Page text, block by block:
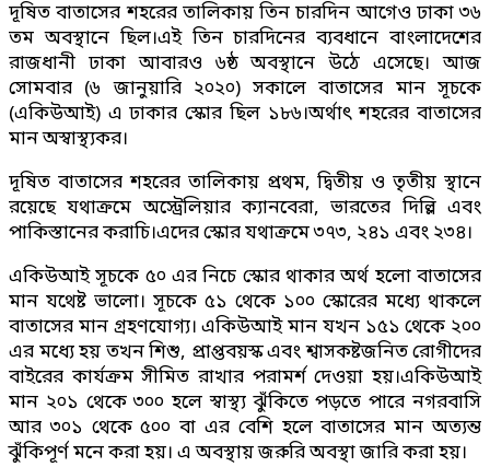
দূষিত বাতাসের শহরের তালিকায় তিন চারদিন আগেও ঢাকা ৩৬
তম অবস্থানে ছিল।এই তিন চারদিনের ব্যবধানে বাংলাদেশের
রাজধানী ঢাকা আবারও ৬ষ্ঠ অবস্থানে উঠে এসেছে। আজ
সোমবার (৬ জানুয়ারি ২০২০) সকালে বাতাসের মান সূচকে
(একিউআই) এ ঢাকার স্কোর ছিল ১৮৬।অর্থাৎ শহরের বাতাসের
মান অস্বাস্থ্যকর।
দূষিত বাতাসের শহরের তালিকায় প্রথম, দ্বিতীয় ও তৃতীয় স্থানে
রয়েছে যথাক্রমে অস্ট্রেলিয়ার ক্যানবেরা, ভারতের দিল্লি এবং
পাকিস্তানের করাচি।এদের স্কোর যথাক্রমে ৩৭৩, ২৪১ এবং ২৩৪।
একিউআই সূচকে ৫০ এর নিচে স্কোর থাকার অর্থ হলো বাতাসের
মান যথেষ্ট ভালো। সূচকে ৫১ থেকে ১০০ স্কোরের মধ্যে থাকলে
বাতাসের মান গ্রহণযোগ্য। একিউআই মান যখন ১৫১ থেকে ২০০
এর মধ্যে হয় তখন শিশু, প্রাপ্তবয়স্ক এবং শ্বাসকষ্টজনিত রোগীদের
বাইরের কার্যক্রম সীমিত রাখার পরামর্শ দেওয়া হয়।একিউআই
মান ২০১ থেকে ৩০০ হলে স্বাস্থ্য ঝুঁকিতে পড়তে পারে নগরবাসি
আর ৩০১ থেকে ৫০০ বা এর বেশি হলে বাতাসের মান অত্যন্ত
ঝুঁকিপূর্ণ মনে করা হয়। এ অবস্থায় জরুরি অবস্থা জারি করা হয়।